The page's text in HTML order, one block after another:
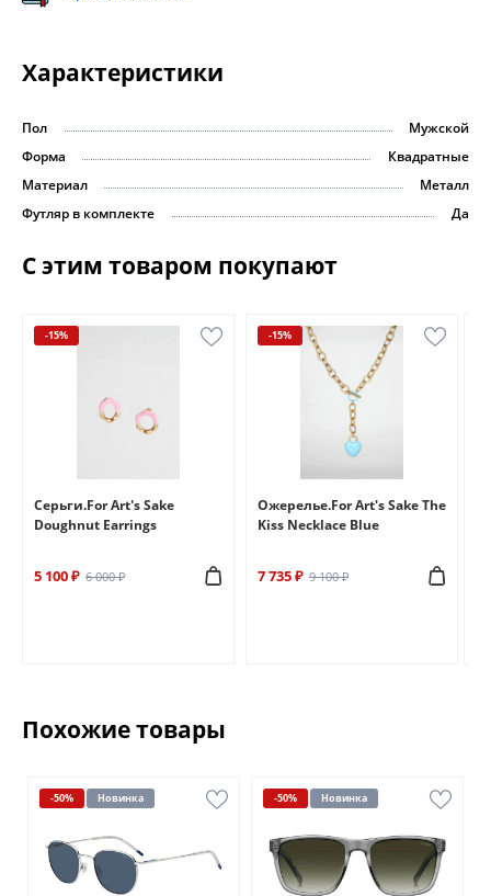
Характеристики
Пол
Мужской
Форма
Квадратные
Материал
Металл
Футляр в комплекте
Да
С этим товаром покупают
-15%
Серьги.For Art's Sake
Doughnut Earrings
5 100 ₽ 6 000 ₽
-15%
Ожерелье.For Art's Sake The
Kiss Necklace Blue
7 735 ₽ 9 100 ₽
Похожие товары
-50% Новинка -50% Новинка